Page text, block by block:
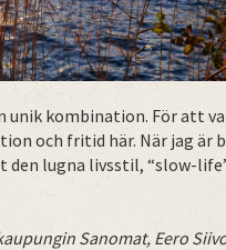
unik kombination. För att
och fritid här. När jag är
lugna livsstil, “slow-
Sanomat, Eero